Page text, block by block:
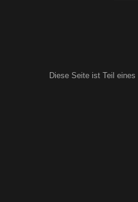
Diese Seite ist Teil